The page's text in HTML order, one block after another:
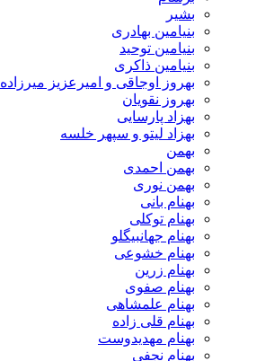
بشیر
بنیامین بهادری
بنیامین توحید
بنیامین ذاکری
بهروز اوجاقی و امیرعزیز میرزاده
بهروز نقویان
بهزاد پارسایی
بهزاد لیتو و سپهر خلسه
بهمن
بهمن احمدی
بهمن نوری
بهنام بانی
بهنام توکلی
بهنام جهانبیگلو
بهنام خشوعی
بهنام زرین
بهنام صفوی
بهنام علمشاهی
بهنام قلی زاده
بهنام مهدیدوست
بهنام نجفی